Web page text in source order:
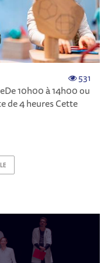
531
10h00 à 14h00 ou
de 4 heures Cette